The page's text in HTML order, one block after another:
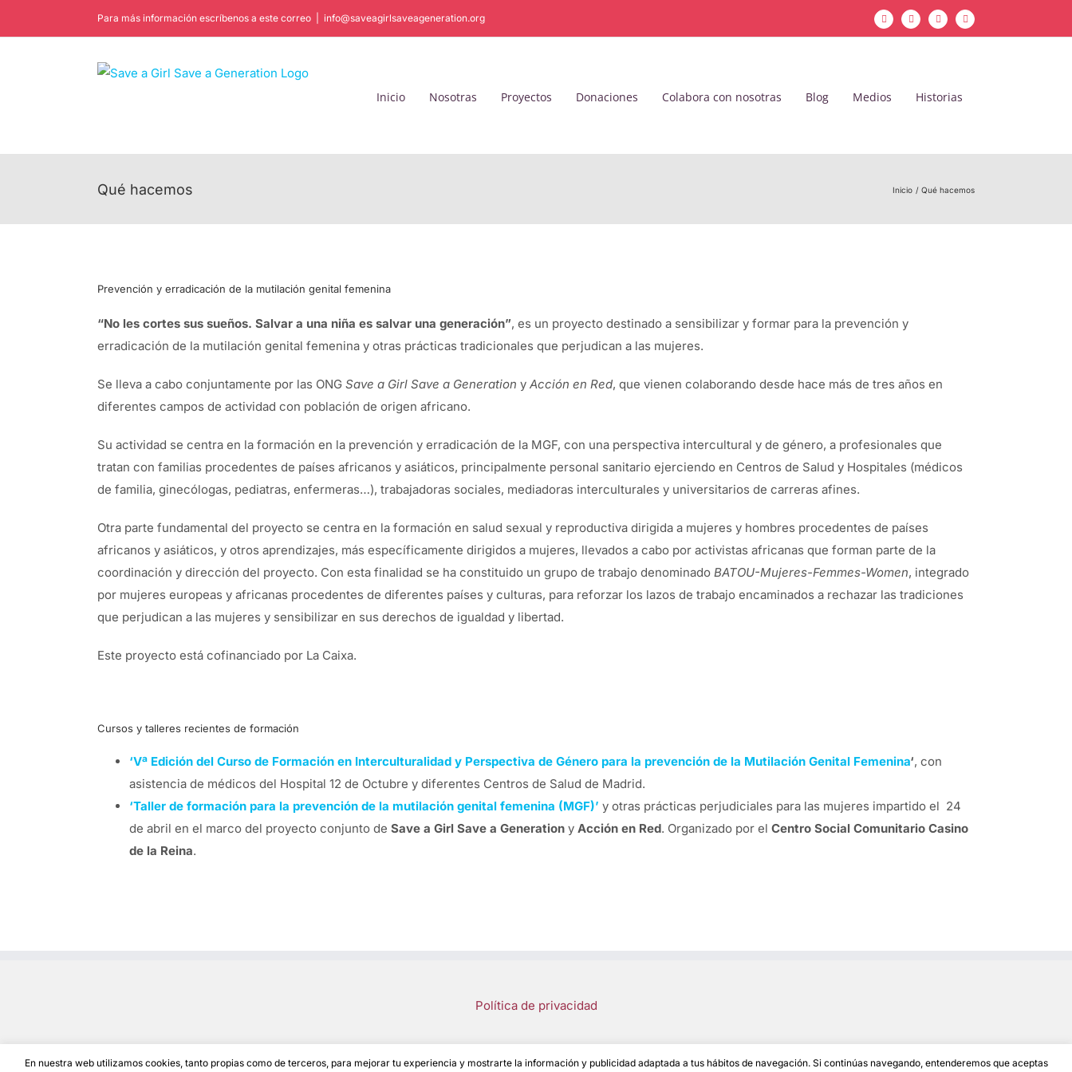
Para más información escríbenos a este correo info@saveagirlsaveageneration.org FacebookInstagramYouTubeLinkedIn
Inicio Nosotras Proyectos Donaciones Colabora con nosotras Blog Medios Historias
Qué hacemos Inicio Qué hacemos
Prevención y erradicación de la mutilación genital femenina
“No les cortes sus sueños. Salvar a una niña es salvar una generación”, es un proyecto destinado a sensibilizar y formar para la prevención y
erradicación de la mutilación genital femenina y otras prácticas tradicionales que perjudican a las mujeres.
Se lleva a cabo conjuntamente por las ONG Save a Girl Save a Generation y Acción en Red, que vienen colaborando desde hace más de tres años en
diferentes campos de actividad con población de origen africano.
Su actividad se centra en la formación en la prevención y erradicación de la MGF, con una perspectiva intercultural y de género, a profesionales que
tratan con familias procedentes de países africanos y asiáticos, principalmente personal sanitario ejerciendo en Centros de Salud y Hospitales (médicos
de familia, ginecólogas, pediatras, enfermeras…), trabajadoras sociales, mediadoras interculturales y universitarios de carreras afines.
Otra parte fundamental del proyecto se centra en la formación en salud sexual y reproductiva dirigida a mujeres y hombres procedentes de países
africanos y asiáticos, y otros aprendizajes, más específicamente dirigidos a mujeres, llevados a cabo por activistas africanas que forman parte de la
coordinación y dirección del proyecto. Con esta finalidad se ha constituido un grupo de trabajo denominado BATOU-Mujeres-Femmes-Women, integrado
por mujeres europeas y africanas procedentes de diferentes países y culturas, para reforzar los lazos de trabajo encaminados a rechazar las tradiciones
que perjudican a las mujeres y sensibilizar en sus derechos de igualdad y libertad.
Este proyecto está cofinanciado por La Caixa.
Cursos y talleres recientes de formación
‘Vª Edición del Curso de Formación en Interculturalidad y Perspectiva de Género para la prevención de la Mutilación Genital Femenina‘, con
asistencia de médicos del Hospital 12 de Octubre y diferentes Centros de Salud de Madrid.
‘Taller de formación para la prevención de la mutilación genital femenina (MGF)’ y otras prácticas perjudiciales para las mujeres impartido el 24
de abril en el marco del proyecto conjunto de Save a Girl Save a Generation y Acción en Red. Organizado por el Centro Social Comunitario Casino
de la Reina.
Política de privacidad
En nuestra web utilizamos cookies, tanto propias como de terceros, para mejorar tu experiencia y mostrarte la información y publicidad adaptada a tus hábitos de navegación. Si continúas navegando, entenderemos que aceptas